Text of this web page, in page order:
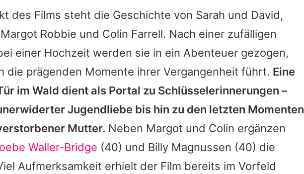
des Films steht die Geschichte von Sarah und David,
Robbie und Colin Farrell. Nach einer zufälligen
einer Hochzeit werden sie in ein Abenteuer gezogen,
die prägenden Momente ihrer Vergangenheit führt. Eine
im Wald dient als Portal zu Schlüsselerinnerungen –
Jugendliebe bis hin zu den letzten Momenten
Mutter. Neben Margot und Colin ergänzen
Waller-Bridge (40) und Billy Magnussen (40) die
Aufmerksamkeit erhielt der Film bereits im Vorfeld